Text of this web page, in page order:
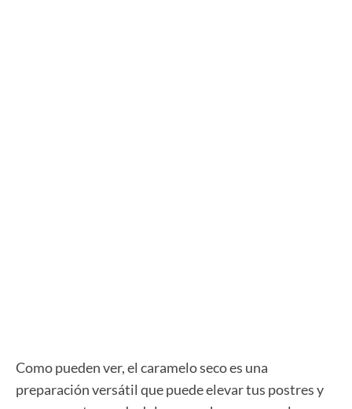
Como pueden ver, el caramelo seco es una
preparación versátil que puede elevar tus postres y